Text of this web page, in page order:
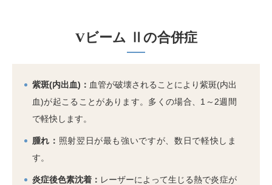
Vビーム Ⅱの合併症
紫斑(内出血)： 血管が破壊されることにより紫斑(内出
血)が起こることがあります。多くの場合、1～2週間
で軽快します。
腫れ： 照射翌日が最も強いですが、数日で軽快しま
す。
炎症後色素沈着： レーザーによって生じる熱で炎症が